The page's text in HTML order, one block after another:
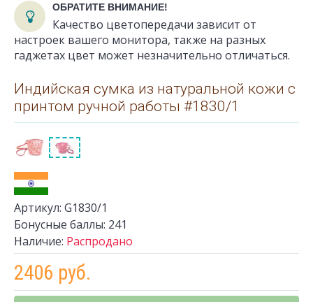
ОБРАТИТЕ ВНИМАНИЕ!
Качество цветопередачи зависит от
настроек вашего монитора, также на разных
гаджетах цвет может незначительно отличаться.
Индийская сумка из натуральной кожи с
принтом ручной работы #1830/1
Артикул: G1830/1
Бонусные баллы: 241
Наличие: Распродано
2406 руб.